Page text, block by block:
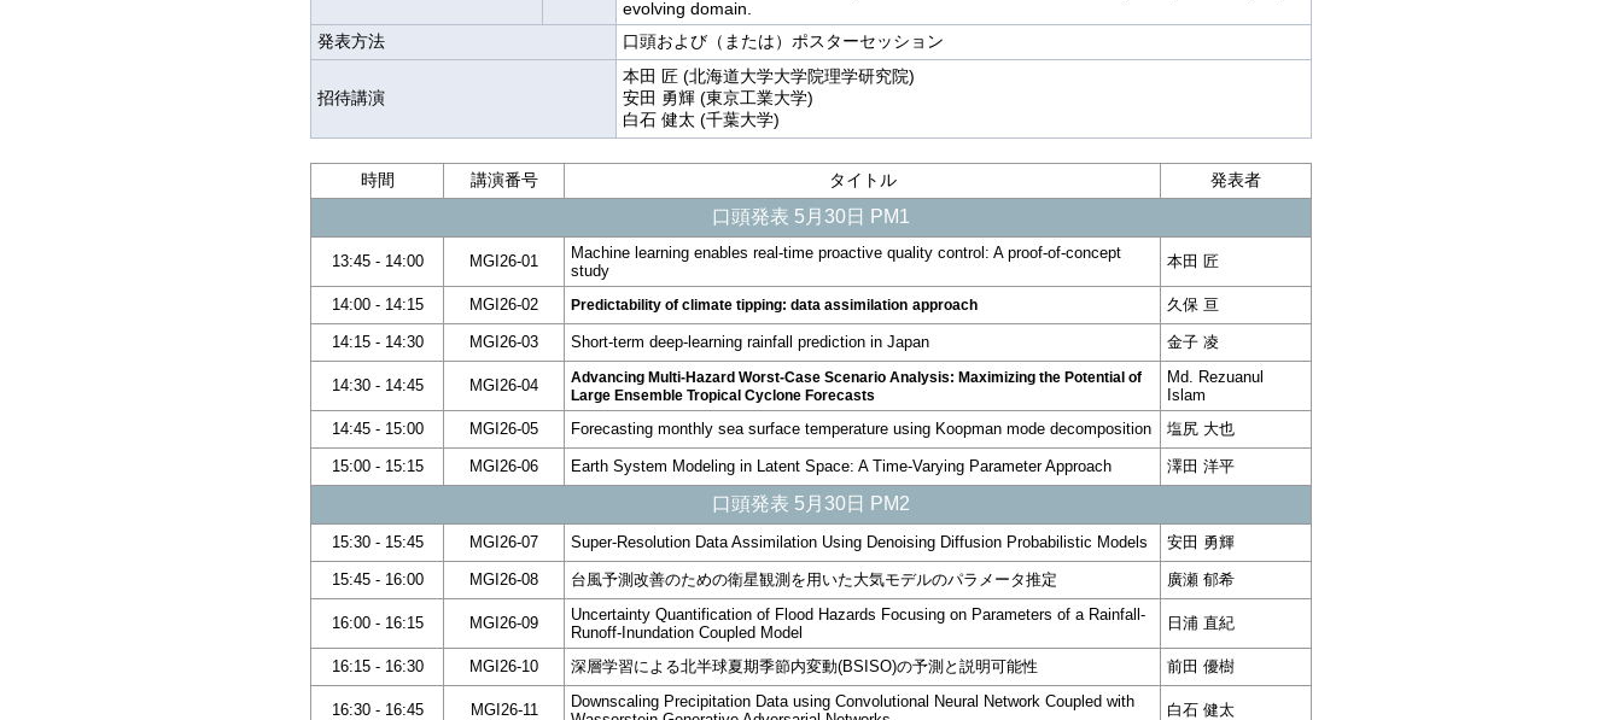
発表方法
口頭および（または）ポスターセッション
招待講演
本田 匠 (北海道大学大学院理学研究院)
安田 勇輝 (東京工業大学)
白石 健太 (千葉大学)
時間 講演番号 タイトル 発表者
口頭発表 5月30日 PM1
13:45 - 14:00 MGI26-01
Machine learning enables real-time proactive quality control: A proof-of-concept
study
本田 匠
14:00 - 14:15 MGI26-02 Predictability of climate tipping: data assimilation approach 久保 亘
14:15 - 14:30 MGI26-03 Short-term deep-learning rainfall prediction in Japan 金子 凌
14:30 - 14:45 MGI26-04
Advancing Multi-Hazard Worst-Case Scenario Analysis: Maximizing the Potential of
Large Ensemble Tropical Cyclone Forecasts
Md. Rezuanul
Islam
14:45 - 15:00
MGI26-05 Forecasting monthly sea surface temperature using Koopman mode decomposition 塩尻 大也
15:00 - 15:15 MGI26-06 Earth System Modeling in Latent Space: A Time-Varying Parameter Approach 澤田 洋平
口頭発表 5月30日 PM2
15:30 - 15:45 MGI26-07 Super-Resolution Data Assimilation Using Denoising Diffusion Probabilistic Models 安田 勇輝
15:45 - 16:00 MGI26-08 台風予測改善のための衛星観測を用いた大気モデルのパラメータ推定 廣瀬 郁希
16:00 - 16:15 MGI26-09
Uncertainty Quantification of Flood Hazards Focusing on Parameters of a Rainfall-
Runoff-Inundation Coupled Model
日浦 直紀
16:15 - 16:30 MGI26-10 深層学習による北半球夏期季節内変動(BSISO)の予測と説明可能性 前田 優樹
16:30 - 16:45 MGI26-11
Downscaling Precipitation Data using Convolutional Neural Network Coupled with
白石 健太